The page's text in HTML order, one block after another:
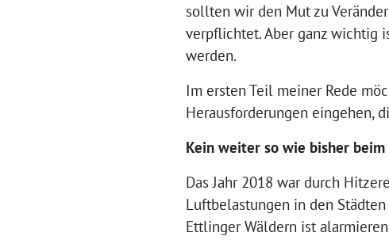
sollten wir den Mut zu
verpflichtet. Aber ganz wichtig
werden.
Im ersten Teil meiner Rede
Herausforderungen eingehen,
Kein weiter so wie bisher
Das Jahr 2018 war durch
Luftbelastungen in den
Ettlinger Wäldern ist